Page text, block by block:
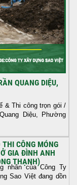
QUANG DIỆU,
& Thi công trọn gói /
Diệu, Phường
CÔNG MÓNG
GIA ĐÌNH ANH
THẠNH)
nhân của Công Ty
Sao Việt đang dồn